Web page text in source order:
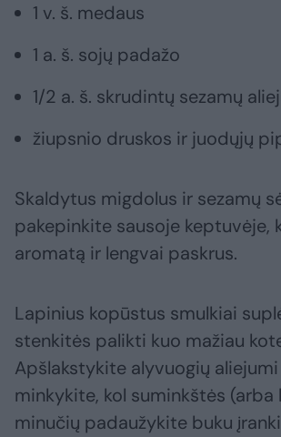
1 v. š. medaus
1 a. š. sojų padažo
1/2 a. š. skrudintų sezamų
žiupsnio druskos ir juodųjų
Skaldytus migdolus ir sezamų
pakepinkite sausoje keptuvėje,
aromatą ir lengvai paskrus.
Lapinius kopūstus smulkiai
stenkitės palikti kuo mažiau
Apšlakstykite alyvuogių
minkykite, kol suminkštės (arba
minučių padaužykite buku